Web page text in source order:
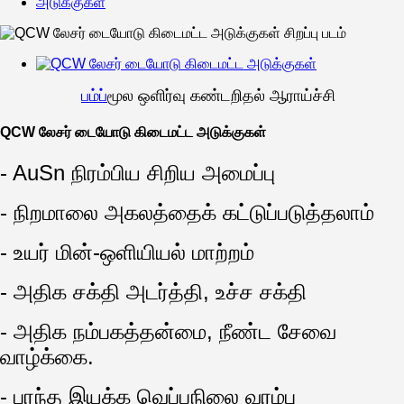
பம்ப்மூல ஒளிர்வு கண்டறிதல் ஆராய்ச்சி
QCW லேசர் டையோடு கிடைமட்ட அடுக்குகள்
- AuSn நிரம்பிய சிறிய அமைப்பு
- நிறமாலை அகலத்தைக் கட்டுப்படுத்தலாம்
- உயர் மின்-ஒளியியல் மாற்றம்
- அதிக சக்தி அடர்த்தி, உச்ச சக்தி
- அதிக நம்பகத்தன்மை, நீண்ட சேவை
வாழ்க்கை.
- பரந்த இயக்க வெப்பநிலை வரம்பு